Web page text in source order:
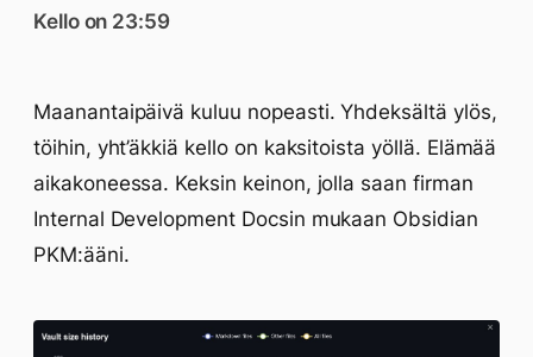
Kello on 23:59
Maanantaipäivä kuluu nopeasti. Yhdeksältä ylös,
töihin, yht’äkkiä kello on kaksitoista yöllä. Elämää
aikakoneessa. Keksin keinon, jolla saan firman
Internal Development Docsin mukaan Obsidian
PKM:ääni.